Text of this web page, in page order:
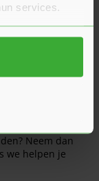
services.
mening en
vragen over dit
Neem dan
we helpen je